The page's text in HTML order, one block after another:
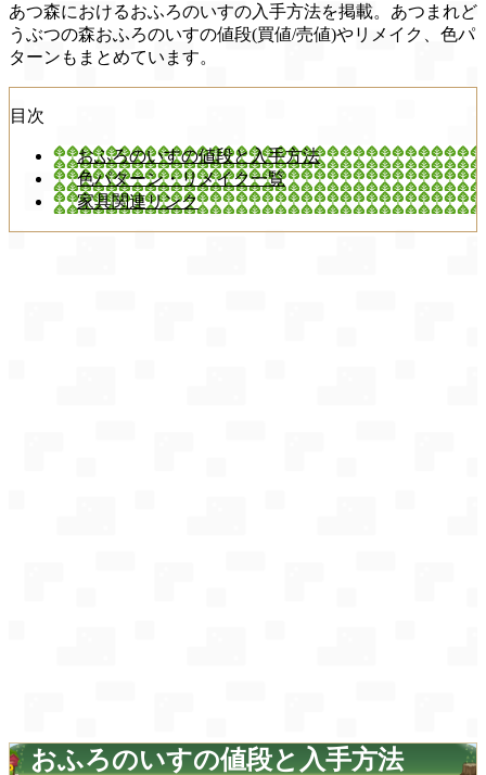
あつ森におけるおふろのいすの入手方法を掲載。あつまれど
うぶつの森おふろのいすの値段(買値/売値)やリメイク、色パ
ターンもまとめています。
目次
おふろのいすの値段と入手方法
色パターン・リメイク一覧
家具関連リンク
おふろのいすの値段と入手方法